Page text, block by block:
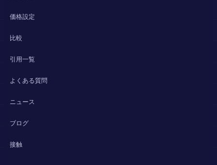
価格設定
比較
引用一覧
よくある質問
ニュース
ブログ
接触